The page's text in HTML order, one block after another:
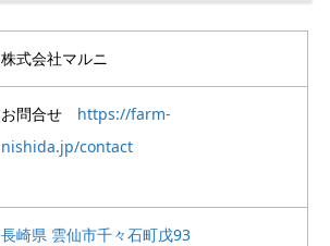
株式会社マルニ
お問合せ https://farm-
nishida.jp/contact
長崎県 雲仙市千々石町戊93